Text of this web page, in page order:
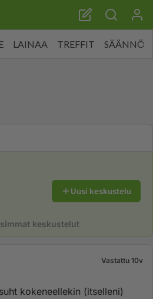
LAINAA TREFFIT SÄÄNNÖT
Uusi keskustelu
keskustelut
Vastattu 10v
kokeneellekin (itselleni)